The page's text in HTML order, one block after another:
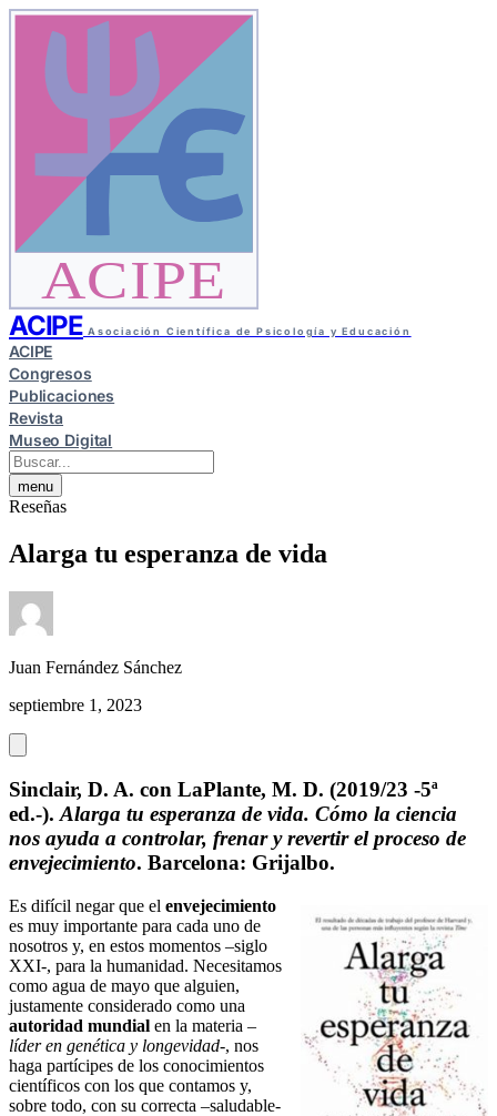
ACIPE
ACIPE Asociación Científica de Psicología y Educación
ACIPE
Congresos
Publicaciones
Revista
Museo Digital
menu
Reseñas
Alarga tu esperanza de vida
Juan Fernández Sánchez
septiembre 1, 2023
Sinclair, D. A. con LaPlante, M. D. (2019/23 -5ª
ed.-). Alarga tu esperanza de vida. Cómo la ciencia
nos ayuda a controlar, frenar y revertir el proceso de
envejecimiento. Barcelona: Grijalbo.
Es difícil negar que el envejecimiento
es muy importante para cada uno de
nosotros y, en estos momentos –siglo
XXI-, para la humanidad. Necesitamos
como agua de mayo que alguien,
justamente considerado como una
autoridad mundial en la materia –
líder en genética y longevidad-, nos
haga partícipes de los conocimientos
científicos con los que contamos y,
sobre todo, con su correcta –saludable-